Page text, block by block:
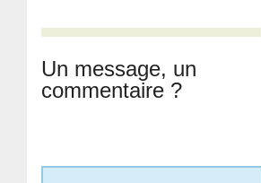
Un message, un
commentaire ?